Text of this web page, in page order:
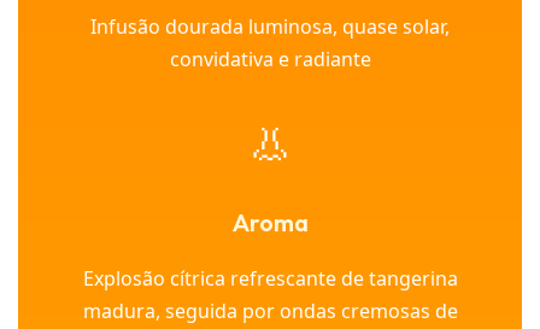
Infusão dourada luminosa, quase solar,
convidativa e radiante
👃
Aroma
Explosão cítrica refrescante de tangerina
madura, seguida por ondas cremosas de